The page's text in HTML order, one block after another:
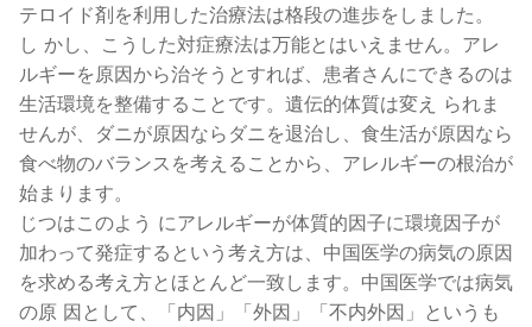
テロイド剤を利用した治療法は格段の進歩をしました。
し かし、こうした対症療法は万能とはいえません。アレ
ルギーを原因から治そうとすれば、患者さんにできるのは
生活環境を整備することです。遺伝的体質は変え られま
せんが、ダニが原因ならダニを退治し、食生活が原因なら
食べ物のバランスを考えることから、アレルギーの根治が
始まります。
じつはこのよう にアレルギーが体質的因子に環境因子が
加わって発症するという考え方は、中国医学の病気の原因
を求める考え方とほとんど一致します。中国医学では病気
の原 因として、「内因」「外因」「不内外因」というも